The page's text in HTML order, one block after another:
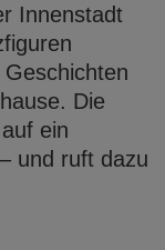
Innenstadt
Die
ein
und ruft dazu